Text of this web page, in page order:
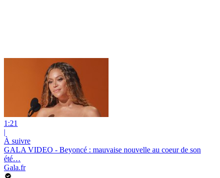
1:21
|
À suivre
GALA VIDEO - Beyoncé : mauvaise nouvelle au coeur de son
été…
Gala.fr